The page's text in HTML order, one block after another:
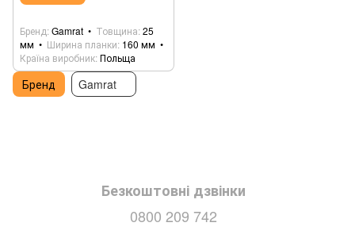
Бренд Gamrat Товщина 25
мм
Ширина планки 160 мм
Країна виробник Польща
Бренд Gamrat
Безкоштовні дзвінки
0800 209 742